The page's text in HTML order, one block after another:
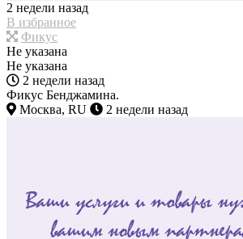
2 недели назад
В избранное
Фикус
Не указана
Не указана
2 недели назад
Фикус Бенджамина.
Москва, RU
2 недели назад